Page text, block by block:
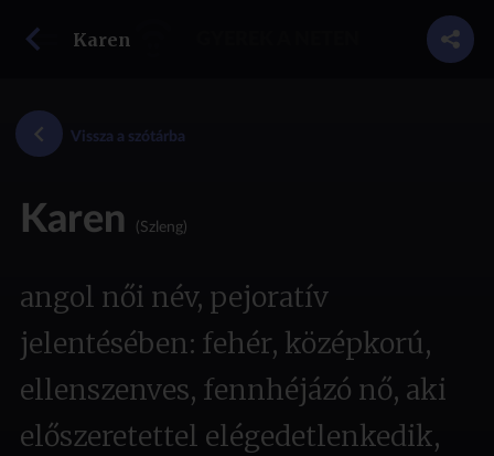
Karen
Vissza a szótárba
Karen (Szleng)
angol női név, pejoratív
jelentésében: fehér, középkorú,
ellenszenves, fennhéjázó nő, aki
előszeretettel elégedetlenkedik,